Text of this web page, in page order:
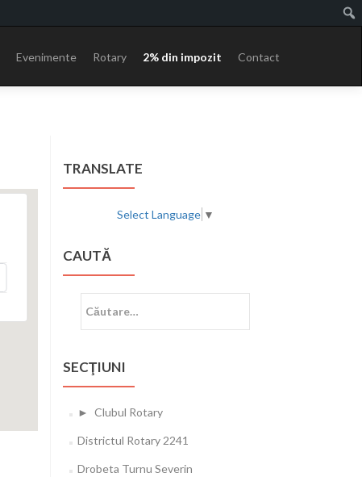
Evenimente Rotary 2% din impozit Contact
TRANSLATE
Select Language ▼
CAUTĂ
după:
SECŢIUNI
► Clubul Rotary
Districtul Rotary 2241
Drobeta Turnu Severin